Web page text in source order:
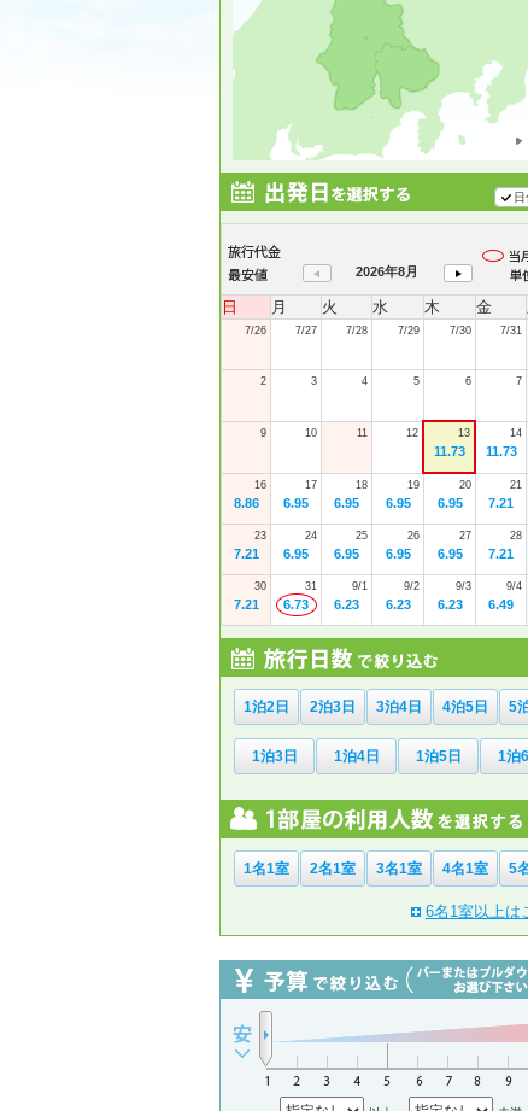
日
2026年8月
日 月 火 水 木 金
7/26 7/27 7/28 7/29 7/30 7/31
2 3 4 5 6 7
9 10 11 12 13
11.73
14
11.73
16
8.86
17
6.95
18
6.95
19
6.95
20
6.95
21
7.21
23
7.21
24
6.95
25
6.95
26
6.95
27
6.95
28
7.21
30
7.21
31
6.73
9/1
6.23
9/2
6.23
9/3
6.23
9/4
6.49
1泊2日 2泊3日 3泊4日 4泊5日 5
1泊3日 1泊4日 1泊5日 1泊
1名1室 2名1室 3名1室 4名1室 5
6名1室以上は